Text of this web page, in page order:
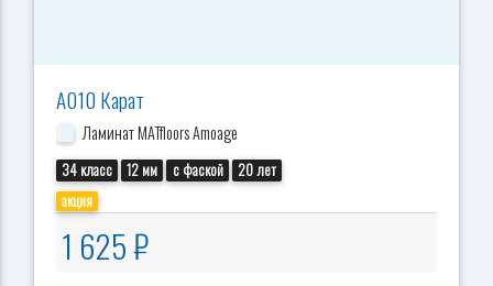
А010 Карат
Ламинат MATfloors Amoage
34 класс 12 мм с фаской
20 лет
акция
1 625 ₽